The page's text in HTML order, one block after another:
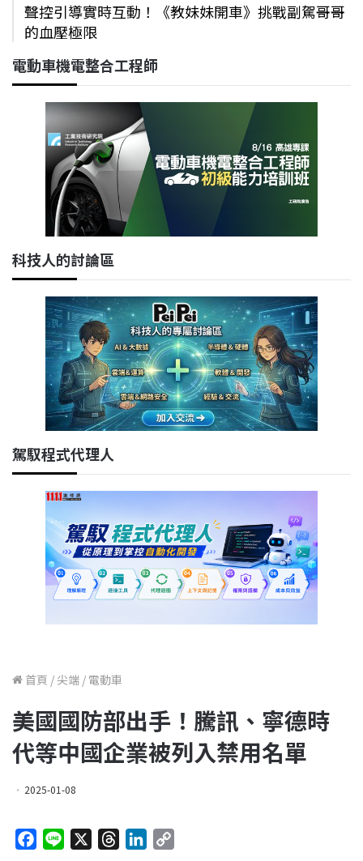
聲控引導實時互動！《教妹妹開車》挑戰副駕哥哥
的血壓極限
電動車機電整合工程師
科技人的討論區
駕馭程式代理人